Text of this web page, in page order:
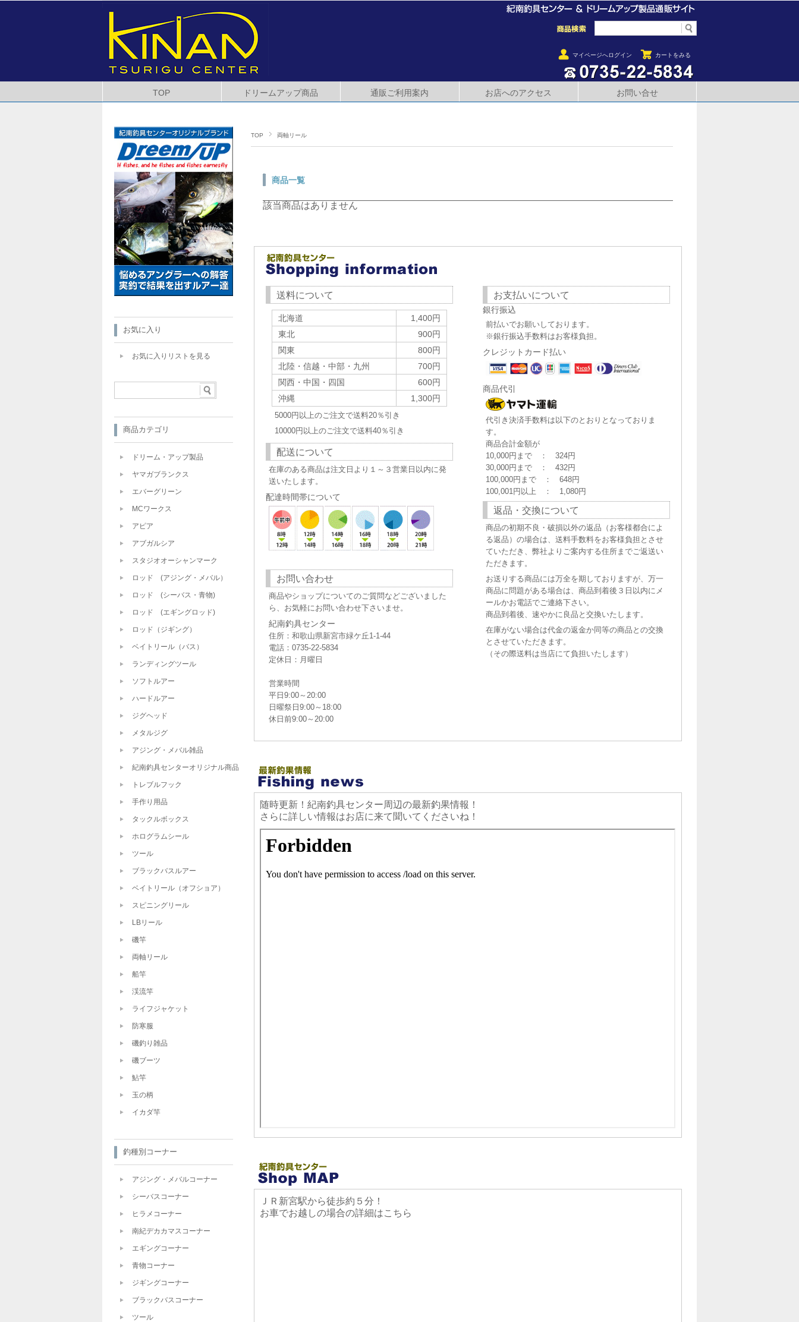
マイページへログイン カートをみる
TOP ドリームアップ商品 通販ご利用案内 お店へのアクセス お問い合せ
TOP 両軸リール
商品一覧
該当商品はありません
送料について
北海道
1,400円
東北
900円
関東
800円
北陸・信越・中部・九州
700円
関西・中国・四国
600円
沖縄
1,300円
5000円以上のご注文で送料20％引き
10000円以上のご注文で送料40％引き
配送について
在庫のある商品は注文日より１～３営業日以内に発
送いたします。
配達時間帯について
お問い合わせ
商品やショップについてのご質問などございました
ら、お気軽にお問い合わせ下さいませ。
紀南釣具センター
住所：和歌山県新宮市緑ケ丘1-1-44
電話：0735-22-5834
定休日：月曜日
営業時間
平日9:00～20:00
日曜祭日9:00～18:00
休日前9:00～20:00
お支払いについて
銀行振込
前払いでお願いしております。
※銀行振込手数料はお客様負担。
クレジットカード払い
商品代引
代引き決済手数料は以下のとおりとなっておりま
す。
商品合計金額が
10,000円まで ： 324円
30,000円まで ： 432円
100,000円まで ： 648円
100,001円以上 ： 1,080円
返品・交換について
商品の初期不良・破損以外の返品（お客様都合によ
る返品）の場合は、送料手数料をお客様負担とさせ
ていただき、弊社よりご案内する住所までご返送い
ただきます。
お送りする商品には万全を期しておりますが、万一
商品に問題がある場合は、商品到着後３日以内にメ
ールかお電話でご連絡下さい。
商品到着後、速やかに良品と交換いたします。
在庫がない場合は代金の返金か同等の商品との交換
とさせていただきます。
（その際送料は当店にて負担いたします）
随時更新！紀南釣具センター周辺の最新釣果情報！
さらに詳しい情報はお店に来て聞いてくださいね！
ＪＲ新宮駅から徒歩約５分！
お車でお越しの場合の詳細はこちら
お気に入り
お気に入りリストを見る
商品カテゴリ
ドリーム・アップ製品
ヤマガブランクス
エバーグリーン
MCワークス
アピア
アブガルシア
スタジオオーシャンマーク
ロッド (アジング・メバル）
ロッド (シーバス・青物)
ロッド (エギングロッド)
ロッド（ジギング）
ベイトリール（バス）
ランディングツール
ソフトルアー
ハードルアー
ジグヘッド
メタルジグ
アジング・メバル雑品
紀南釣具センターオリジナル商品
トレブルフック
手作り用品
タックルボックス
ホログラムシール
ツール
ブラックバスルアー
ベイトリール（オフショア）
スピニングリール
LBリール
磯竿
両軸リール
船竿
渓流竿
ライフジャケット
防寒服
磯釣り雑品
磯ブーツ
鮎竿
玉の柄
イカダ竿
釣種別コーナー
アジング・メバルコーナー
シーバスコーナー
ヒラメコーナー
南紀デカカマスコーナー
エギングコーナー
青物コーナー
ジギングコーナー
ブラックバスコーナー
ツール